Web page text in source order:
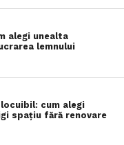
alegi unealta
lemnului
cum alegi
spațiu fără renovare